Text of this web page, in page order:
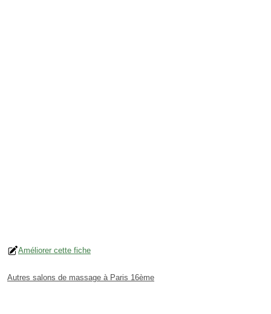
Améliorer cette fiche
Autres salons de massage à Paris 16ème